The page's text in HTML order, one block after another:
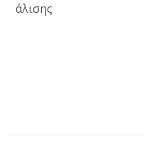
άλισης